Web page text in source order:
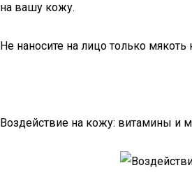
на вашу кожу.
Не наносите на лицо только
Воздействие на кожу: витамины и